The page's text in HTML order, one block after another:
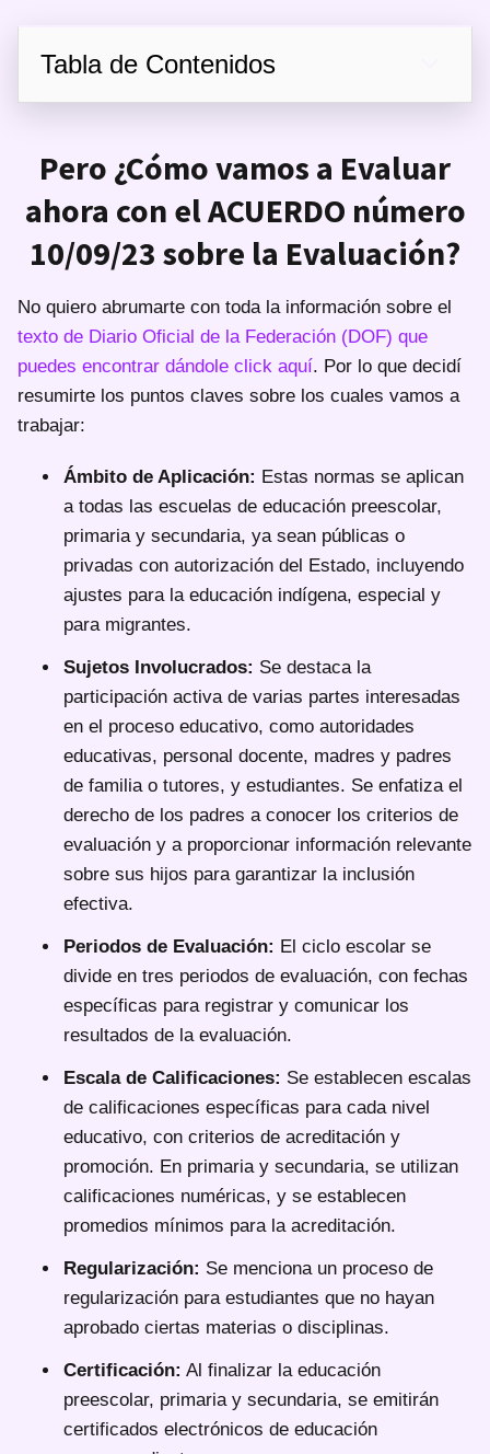
Tabla de Contenidos
Pero ¿Cómo vamos a Evaluar
ahora con el ACUERDO número
10/09/23 sobre la Evaluación?
No quiero abrumarte con toda la información sobre el
texto de Diario Oficial de la Federación (DOF) que
puedes encontrar dándole click aquí. Por lo que decidí
resumirte los puntos claves sobre los cuales vamos a
trabajar:
Ámbito de Aplicación: Estas normas se aplican
a todas las escuelas de educación preescolar,
primaria y secundaria, ya sean públicas o
privadas con autorización del Estado, incluyendo
ajustes para la educación indígena, especial y
para migrantes.
Sujetos Involucrados: Se destaca la
participación activa de varias partes interesadas
en el proceso educativo, como autoridades
educativas, personal docente, madres y padres
de familia o tutores, y estudiantes. Se enfatiza el
derecho de los padres a conocer los criterios de
evaluación y a proporcionar información relevante
sobre sus hijos para garantizar la inclusión
efectiva.
Periodos de Evaluación: El ciclo escolar se
divide en tres periodos de evaluación, con fechas
específicas para registrar y comunicar los
resultados de la evaluación.
Escala de Calificaciones: Se establecen escalas
de calificaciones específicas para cada nivel
educativo, con criterios de acreditación y
promoción. En primaria y secundaria, se utilizan
calificaciones numéricas, y se establecen
promedios mínimos para la acreditación.
Regularización: Se menciona un proceso de
regularización para estudiantes que no hayan
aprobado ciertas materias o disciplinas.
Certificación: Al finalizar la educación
preescolar, primaria y secundaria, se emitirán
certificados electrónicos de educación